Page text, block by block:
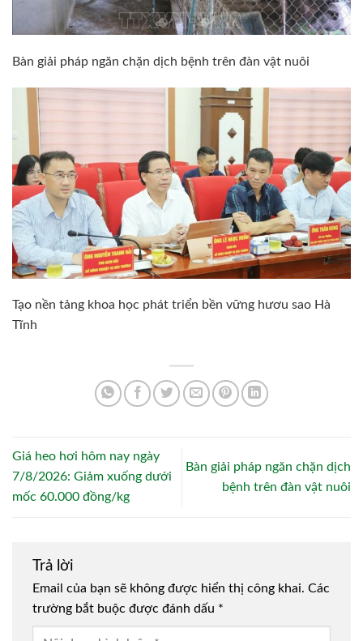
Bàn giải pháp ngăn chặn dịch bệnh trên đàn vật nuôi
Tạo nền tảng khoa học phát triển bền vững hươu sao Hà
Tĩnh
Giá heo hơi hôm nay ngày
7/8/2026: Giảm xuống dưới
mốc 60.000 đồng/kg
Bàn giải pháp ngăn chặn dịch
bệnh trên đàn vật nuôi
Trả lời
Email của bạn sẽ không được hiển thị công khai. Các
trường bắt buộc được đánh dấu *